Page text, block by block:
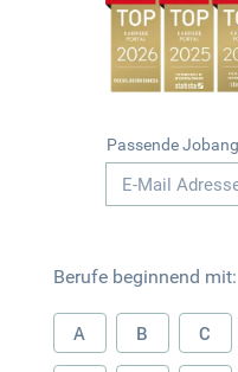
Passende
Berufe beginnend mit:
A B C